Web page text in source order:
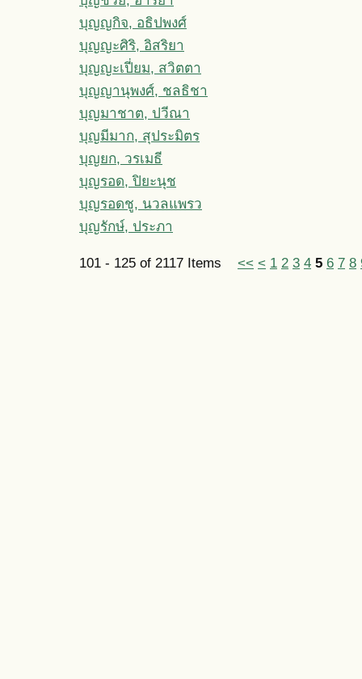
บุญญกิจ, อธิปพงศ์
บุญญะศิริ, อิสริยา
บุญญะเปี่ยม, สวิตตา
บุญญานุพงศ์, ชลธิชา
บุญมาชาต, ปวีณา
บุญมีมาก, สุประมิตร
บุญยก, วรเมธี
บุญรอด, ปิยะนุช
บุญรอดชู, นวลแพรว
บุญรักษ์, ประภา
101 - 125 of 2117 Items << < 1 2 3 4 5 6 7 8